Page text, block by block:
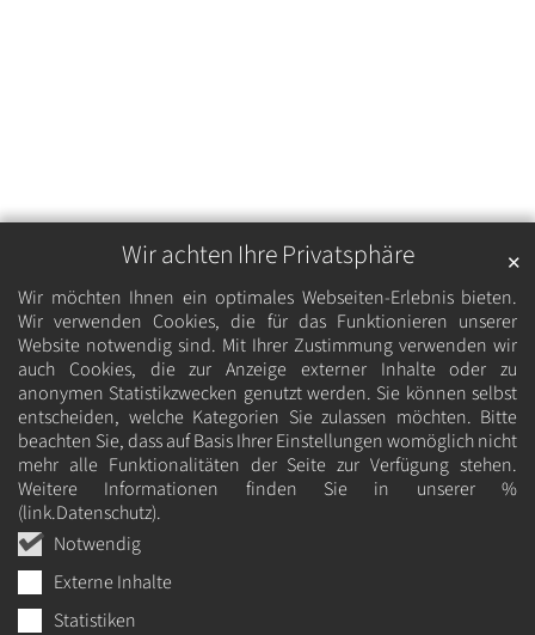
Wir achten Ihre Privatsphäre
Wir möchten Ihnen ein optimales Webseiten-Erlebnis bieten.
Wir verwenden Cookies, die für das Funktionieren unserer
Website notwendig sind. Mit Ihrer Zustimmung verwenden wir
auch Cookies, die zur Anzeige externer Inhalte oder zu
anonymen Statistikzwecken genutzt werden. Sie können selbst
entscheiden, welche Kategorien Sie zulassen möchten. Bitte
beachten Sie, dass auf Basis Ihrer Einstellungen womöglich nicht
mehr alle Funktionalitäten der Seite zur Verfügung stehen.
Weitere Informationen finden Sie in unserer %
(link.Datenschutz).
Notwendig
Externe Inhalte
Statistiken
✕